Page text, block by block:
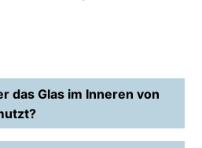
das Glas im Inneren von